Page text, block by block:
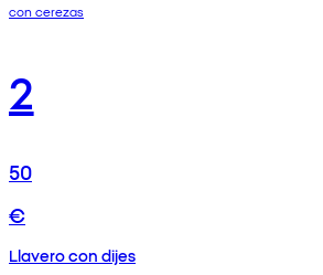
con cerezas
2
50
€
Llavero con dijes